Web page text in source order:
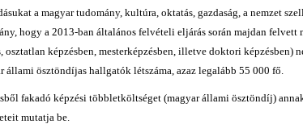
a magyar tudomány, kultúra, oktatás, gazdaság, a nemzet
hogy a 2013-ban általános felvételi eljárás során majdan felvett
képzésben, mesterképzésben, illetve doktori képzésben)
ösztöndíjas hallgatók létszáma, azaz legalább 55 000 fő.
fakadó képzési többletköltséget (magyar állami ösztöndíj)
mutatja be.